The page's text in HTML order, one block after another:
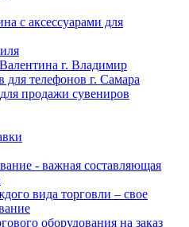
с аксессуарами для
г. Владимир
для телефонов г. Самара
продажи сувениров
- важная составляющая
вида торговли – свое
оборудования на заказ